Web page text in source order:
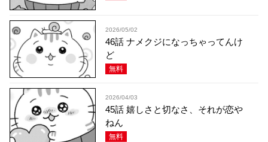
2026/05/02
46話 ナメクジになっちゃってんけ
ど
無料
2026/04/03
45話 嬉しさと切なさ、それが恋や
ねん
無料